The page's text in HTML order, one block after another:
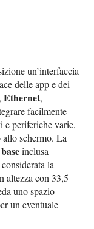
un’interfaccia
delle app e dei
,Ethernet,
facilmente
e periferiche varie,
schermo. La
baseinclusa
la
altezza con 33,5
uno spazio
un eventuale